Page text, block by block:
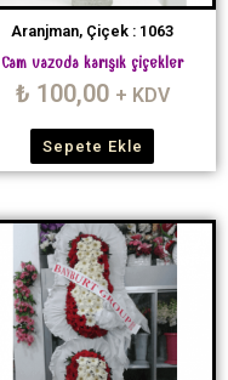
Aranjman, Çiçek : 1063
Cam vazoda karışık çiçekler
₺ 100,00 + KDV
Sepete Ekle